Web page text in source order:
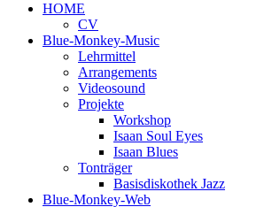
HOME
CV
Blue-Monkey-Music
Lehrmittel
Arrangements
Videosound
Projekte
Workshop
Isaan Soul Eyes
Isaan Blues
Tonträger
Basisdiskothek Jazz
Blue-Monkey-Web